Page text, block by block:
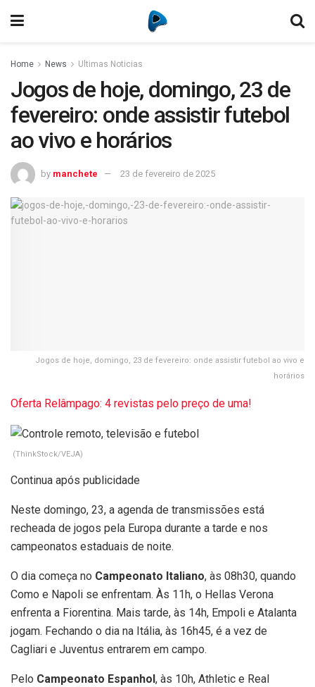
Home News Ultimas Noticias
Jogos de hoje, domingo, 23 de
fevereiro: onde assistir futebol
ao vivo e horários
by manchete 23 de fevereiro de 2025
Jogos de hoje, domingo, 23 de fevereiro: onde assistir futebol ao vivo e
horários
Oferta Relâmpago: 4 revistas pelo preço de uma!
(ThinkStock/VEJA)
Continua após publicidade
Neste domingo, 23, a agenda de transmissões está
recheada de jogos pela Europa durante a tarde e nos
campeonatos estaduais de noite.
O dia começa no Campeonato Italiano, às 08h30, quando
Como e Napoli se enfrentam. Às 11h, o Hellas Verona
enfrenta a Fiorentina. Mais tarde, às 14h, Empoli e Atalanta
jogam. Fechando o dia na Itália, às 16h45, é a vez de
Cagliari e Juventus entrarem em campo.
Pelo Campeonato Espanhol , às 10h, Athletic e Real